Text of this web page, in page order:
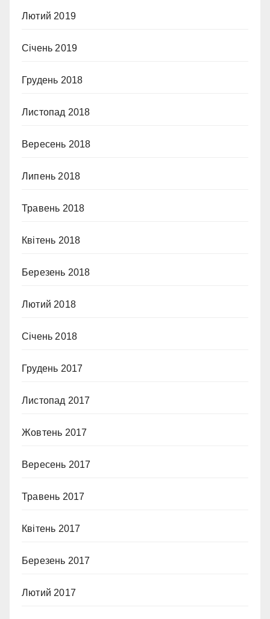
Лютий 2019
Січень 2019
Грудень 2018
Листопад 2018
Вересень 2018
Липень 2018
Травень 2018
Квітень 2018
Березень 2018
Лютий 2018
Січень 2018
Грудень 2017
Листопад 2017
Жовтень 2017
Вересень 2017
Травень 2017
Квітень 2017
Березень 2017
Лютий 2017